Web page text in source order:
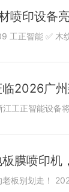
喷印设备
2026广
膜喷印机